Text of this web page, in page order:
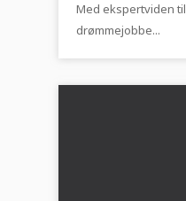
Med ekspertviden til
drømmejobbe...